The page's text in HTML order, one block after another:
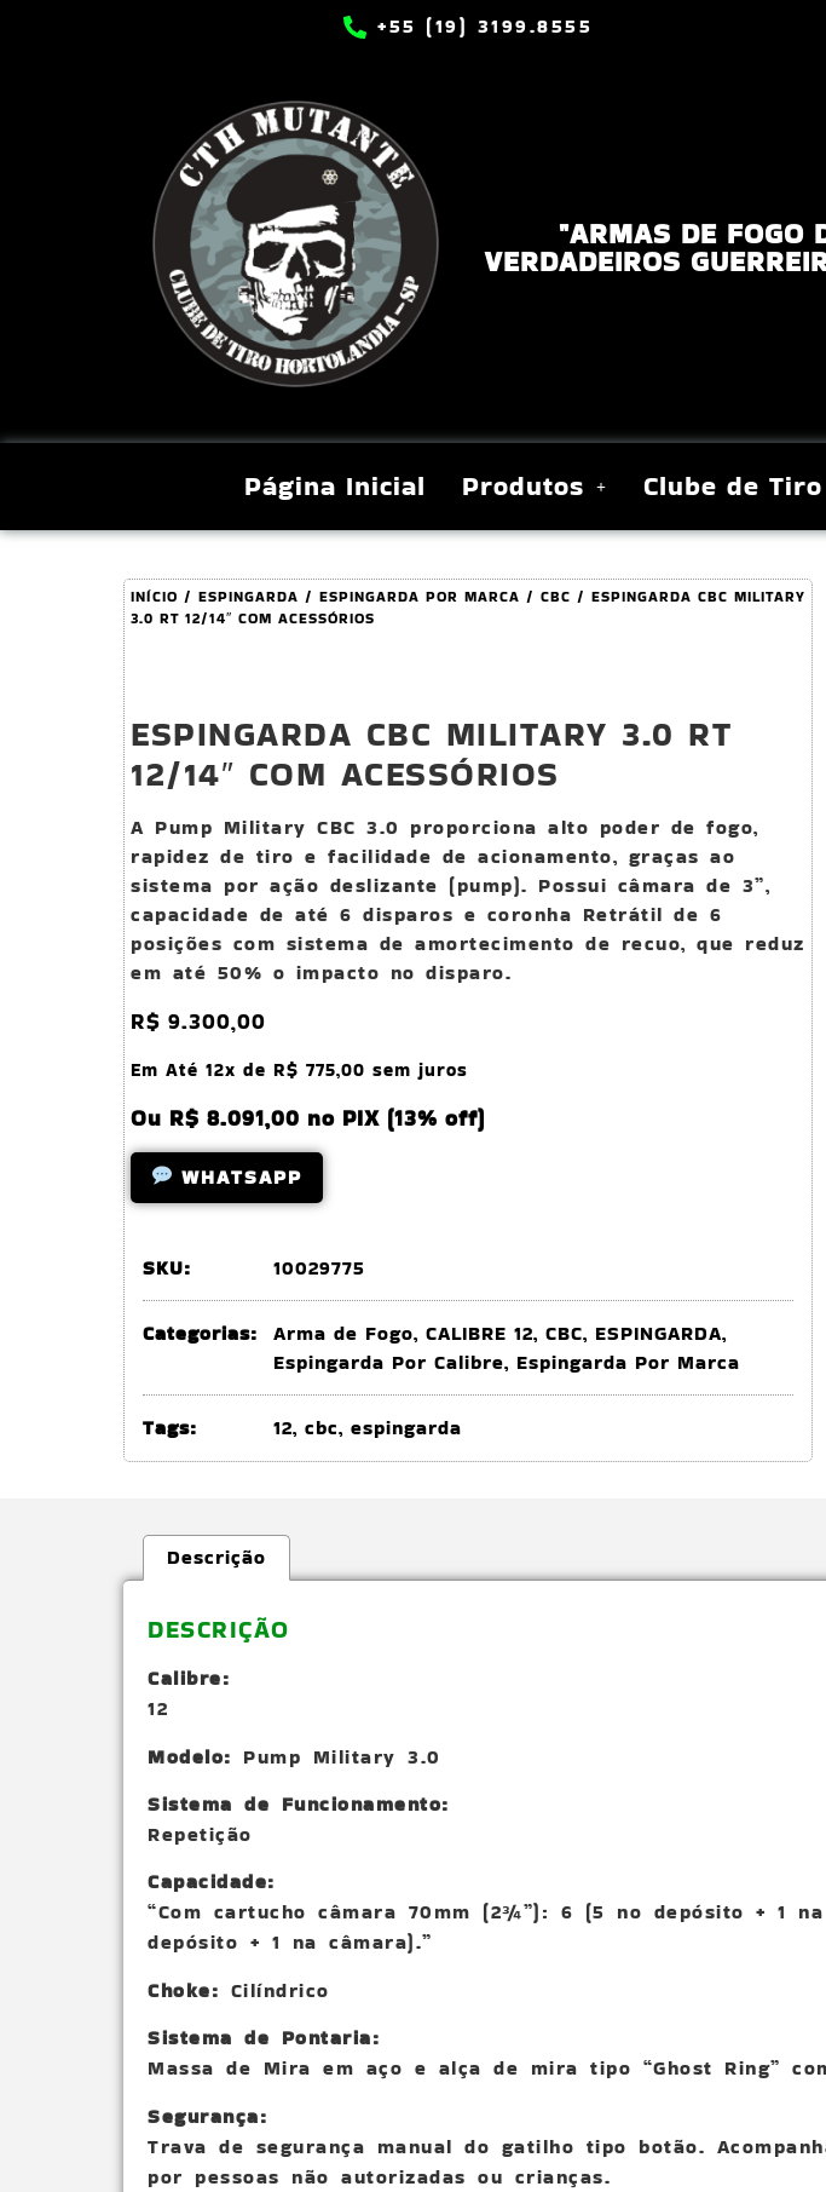
+55 (19) 3199.8555
"ARMAS DE FOGO
VERDADEIROS
Página Inicial Produtos Clube de Tiro
INÍCIO / ESPINGARDA / ESPINGARDA POR MARCA / CBC / ESPINGARDA CBC MILITARY
3.0 RT 12/14″ COM ACESSÓRIOS
ESPINGARDA CBC MILITARY 3.0 RT
12/14″ COM ACESSÓRIOS
A Pump Military CBC 3.0 proporciona alto poder de fogo,
rapidez de tiro e facilidade de acionamento, graças ao
sistema por ação deslizante (pump). Possui câmara de 3”,
capacidade de até 6 disparos e coronha Retrátil de 6
posições com sistema de amortecimento de recuo, que reduz
em até 50% o impacto no disparo.
R$ 9.300,00
Em Até 12x de R$ 775,00 sem juros
Ou R$ 8.091,00 no PIX (13% off)
WHATSAPP
SKU: 10029775
Categorias: Arma de Fogo, CALIBRE 12, CBC, ESPINGARDA,
Espingarda Por Calibre, Espingarda Por Marca
Tags: 12, cbc, espingarda
Descrição
DESCRIÇÃO
Calibre:
12
Modelo: Pump Military 3.0
Sistema de Funcionamento:
Repetição
Capacidade:
“Com cartucho câmara 70mm (2¾”): 6 (5 no depósito + 1
depósito + 1 na câmara).”
Choke: Cilíndrico
Sistema de Pontaria:
Massa de Mira em aço e alça de mira tipo “Ghost Ring”
Segurança:
Trava de segurança manual do gatilho tipo botão.
por pessoas não autorizadas ou crianças.